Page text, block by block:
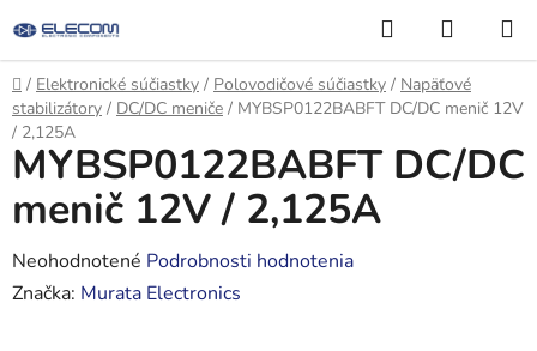
na
obsah
Hľadať
KOŠÍK
Domov
/ Elektronické súčiastky / Polovodičové súčiastky / Napäťové
stabilizátory / DC/DC meniče / MYBSP0122BABFT DC/DC menič 12V
/ 2,125A
MYBSP0122BABFT DC/DC
menič 12V / 2,125A
Priemerné
hodnotenie
Neohodnotené Podrobnosti hodnotenia
Značka: Murata Electronics